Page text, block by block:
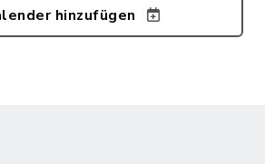
hinzufügen